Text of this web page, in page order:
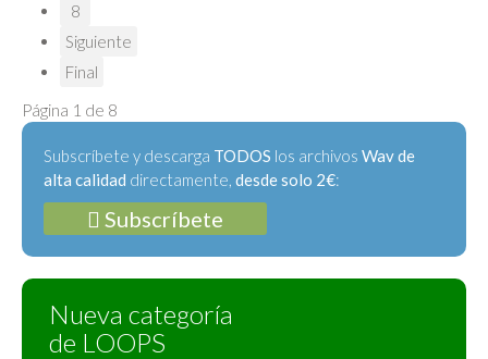
8
Siguiente
Final
Página 1 de 8
Subscríbete y descarga TODOS los archivos Wav de
alta calidad directamente, desde solo 2€:
Subscríbete
Nueva categoría
de LOOPS